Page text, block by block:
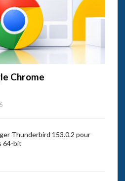
Chrome
Thunderbird 153.0.2 pour
64-bit